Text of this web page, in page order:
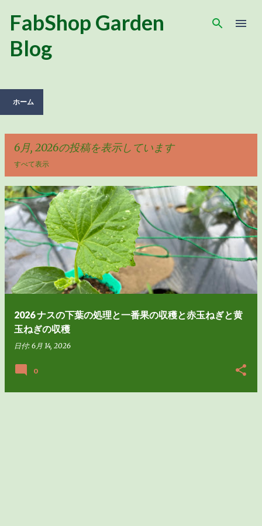
スキップしてメイン コンテンツに移動
FabShop Garden
Blog
ホーム
6月, 2026の投稿を表示しています
すべて表示
投
稿
2026 ナスの下葉の処理と一番果の収穫と赤玉ねぎと黄
玉ねぎの収穫
日付: 6月 14, 2026
0